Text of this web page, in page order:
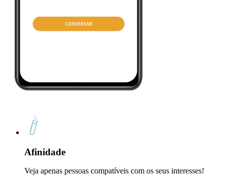
Afinidade
Veja apenas pessoas compatíveis com os seus interesses!